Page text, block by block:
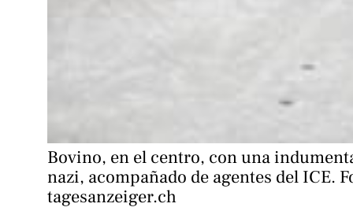
Bovino, en el centro, con una
nazi, acompañado de agentes del ICE.
tagesanzeiger.ch